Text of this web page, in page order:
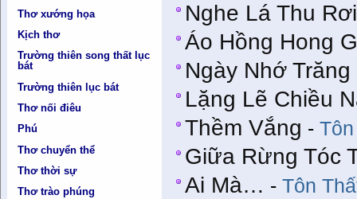
Thơ xướng họa
Kịch thơ
Trường thiên song thất lục
bát
Trường thiên lục bát
Thơ nối điêu
Phú
Thơ chuyển thể
Thơ thời sự
Thơ trào phúng
Nghe Lá Thu Rơi
Áo Hồng Hong
Ngày Nhớ Trăng
Lặng Lẽ Chiều
Thềm Vắng -
Giữa Rừng Tóc
Ai Mà… -Tôn